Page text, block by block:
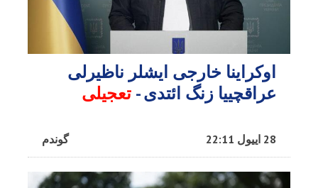
اوکراینا خارجی ایشلر ناظیرلی
عراقچییا زنگ ائتدی - تعجیلی
گوندم 28 اییول 22:11